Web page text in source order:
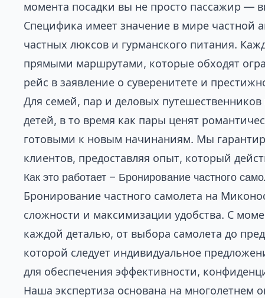
момента посадки вы не просто пассажир —
Специфика имеет значение в мире частной
частных люксов и гурманского питания.
прямыми маршрутами, которые обходят
рейс в заявление о суверенитете и
Для семей, пар и деловых
детей, в то время как пары ценят
готовыми к новым начинаниям. Мы
клиентов, предоставляя опыт, который
Как это работает – Бронирование частного
Бронирование частного самолета на
сложности и максимизации удобства. С
каждой деталью, от выбора самолета до
которой следует индивидуальное
для обеспечения эффективности,
Наша экспертиза основана на многолетнем